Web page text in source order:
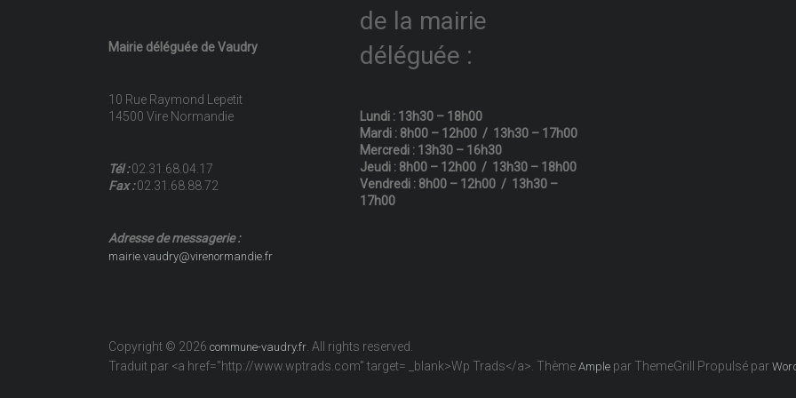
Mairie déléguée de Vaudry
10 Rue Raymond Lepetit
14500 Vire Normandie
Tél :02.31.68.04.17
Fax :02.31.68.88.72
Adresse de messagerie :
mairie.vaudry@virenormandie.fr
de la mairie
déléguée :
Lundi : 13h30 – 18h00
Mardi : 8h00 – 12h00 / 13h30 – 17h00
Mercredi : 13h30 – 16h30
Jeudi : 8h00 – 12h00 / 13h30 – 18h00
Vendredi : 8h00 – 12h00 / 13h30 –
17h00
Copyright © 2026 commune-vaudry.fr . All rights reserved.
Traduit par <a href="http://www.wptrads.com" target= _blank>Wp Trads</a>. Thème Ample par ThemeGrill Propulsé par